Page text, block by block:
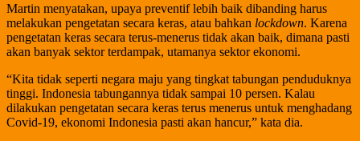
Martin menyatakan, upaya preventif lebih baik dibanding harus
melakukan pengetatan secara keras, atau bahkan lockdown. Karena
pengetatan keras secara terus-menerus tidak akan baik, dimana pasti
akan banyak sektor terdampak, utamanya sektor ekonomi.
“Kita tidak seperti negara maju yang tingkat tabungan penduduknya
tinggi. Indonesia tabungannya tidak sampai 10 persen. Kalau
dilakukan pengetatan secara keras terus menerus untuk menghadang
Covid-19, ekonomi Indonesia pasti akan hancur,” kata dia.